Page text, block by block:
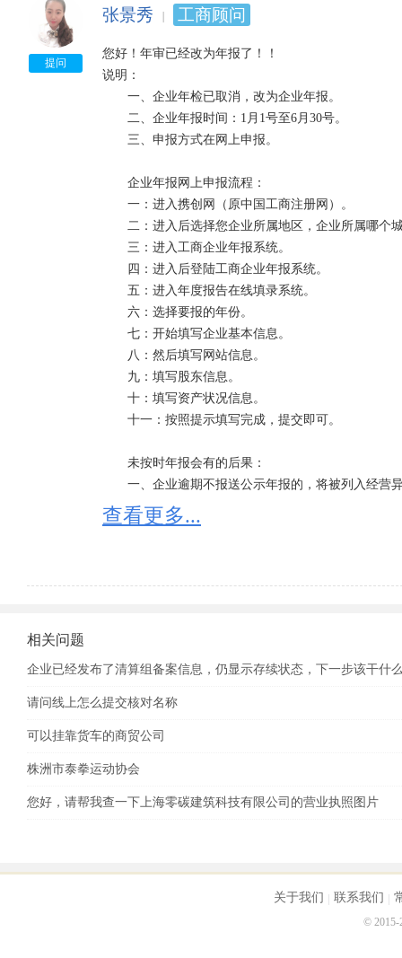
提问
张景秀 工商顾问
您好！年审已经改为年报了！！
说明：
一、企业年检已取消，改为企业年报。
二、企业年报时间：1月1号至6月30号。
三、申报方式在网上申报。
企业年报网上申报流程：
一：进入携创网（原中国工商注册网）。
二：进入后选择您企业所属地区，企业所属哪个
三：进入工商企业年报系统。
四：进入后登陆工商企业年报系统。
五：进入年度报告在线填录系统。
六：选择要报的年份。
七：开始填写企业基本信息。
八：然后填写网站信息。
九：填写股东信息。
十：填写资产状况信息。
十一：按照提示填写完成，提交即可。
未按时年报会有的后果：
一、企业逾期不报送公示年报的，将被列入经营
的，将被列入经营异常名录并向社会公示。
二、根据国务院《注册资本制度改革方案》和《企
三：企业投资设立企业、购买股权信息。
四：企业为有限责任公司或者股份有限公司的，其
五：有限责任公司股东股权转让等股权变更信息
六：企业网站以及从事网络经营的网店的名称、
业务收入、利润总额、净利润、纳税总额信息。
查看更多...
相关问题
企业已经发布了清算组备案信息，仍显示存续状态，下一步该干什
请问线上怎么提交核对名称
可以挂靠货车的商贸公司
株洲市泰拳运动协会
您好，请帮我查一下上海零碳建筑科技有限公司的营业执照图片
关于我们 联系我们
© 2015-